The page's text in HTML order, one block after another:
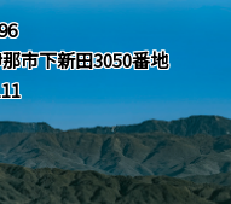
市下新田3050番地